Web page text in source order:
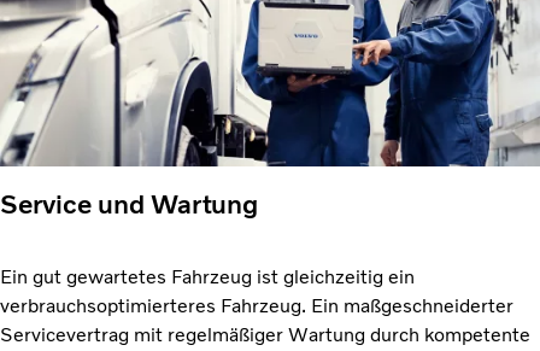
Service und Wartung
Ein gut gewartetes Fahrzeug ist gleichzeitig ein
verbrauchsoptimierteres Fahrzeug. Ein maßgeschneiderter
Servicevertrag mit regelmäßiger Wartung durch kompetente